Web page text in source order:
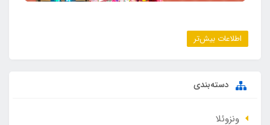
اطلاعات بیش‌تر
دسته‌بندی
ونزوئلا